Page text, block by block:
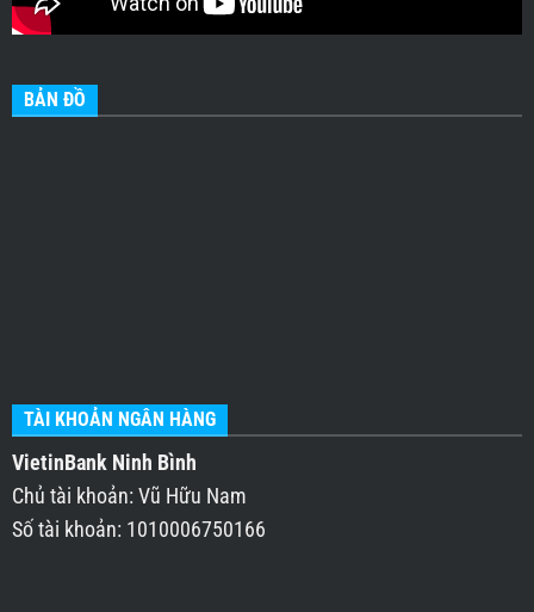
BẢN ĐỒ
TÀI KHOẢN NGÂN HÀNG
VietinBank Ninh Bình
Chủ tài khoản: Vũ Hữu Nam
Số tài khoản: 1010006750166